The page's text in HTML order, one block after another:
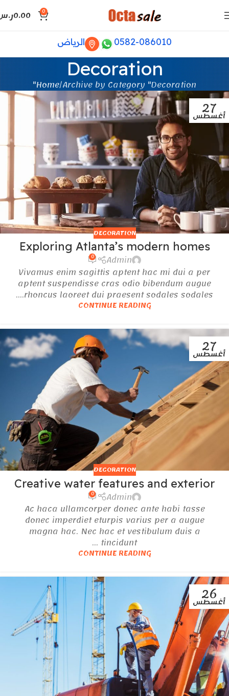
0
0.00
0582-086010 الرياض
Decoration
Home Archive by Category "Decoration"
27
أغسطس
DECORATION
Exploring Atlanta’s modern homes
Admin
0
Vivamus enim sagittis aptent hac mi dui a per
aptent suspendisse cras odio bibendum augue
rhoncus laoreet dui praesent sodales sodales....
CONTINUE READING
27
أغسطس
DECORATION
Creative water features and exterior
Admin
0
Ac haca ullamcorper donec ante habi tasse
donec imperdiet eturpis varius per a augue
magna hac. Nec hac et vestibulum duis a
tincidunt ...
CONTINUE READING
26
أغسطس